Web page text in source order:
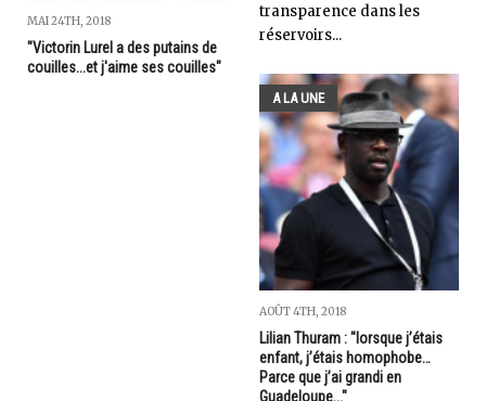
MAI 24TH, 2018
"Victorin Lurel a des putains de
couilles...et j'aime ses couilles"
transparence dans les
réservoirs...
A LA UNE
AOÛT 4TH, 2018
Lilian Thuram : "lorsque j’étais
enfant, j’étais homophobe…
Parce que j’ai grandi en
Guadeloupe..."